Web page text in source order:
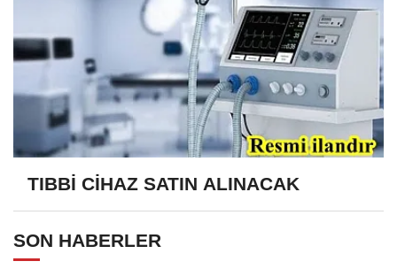
TIBBİ CİHAZ SATIN ALINACAK
SON HABERLER